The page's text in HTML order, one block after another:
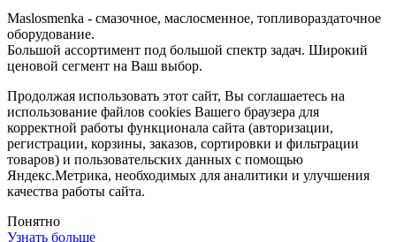
Maslosmenka - смазочное, маслосменное, топливораздаточное
оборудование.
Большой ассортимент под большой спектр задач. Широкий
ценовой сегмент на Ваш выбор.
Продолжая использовать этот сайт, Вы соглашаетесь на
использование файлов cookies Вашего браузера для
корректной работы функционала сайта (авторизации,
регистрации, корзины, заказов, сортировки и фильтрации
товаров) и пользовательских данных с помощью
Яндекс.Метрика, необходимых для аналитики и улучшения
качества работы сайта.
Понятно
Узнать больше